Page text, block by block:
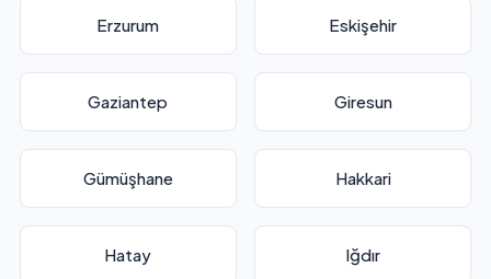
Erzurum Eskişehir
Gaziantep Giresun
Gümüşhane Hakkari
Hatay Iğdır